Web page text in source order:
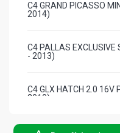
C4 GRAND PICASSO
2014)
C4 PALLAS
- 2013)
C4 GLX HATCH 2.0 16V
2010)